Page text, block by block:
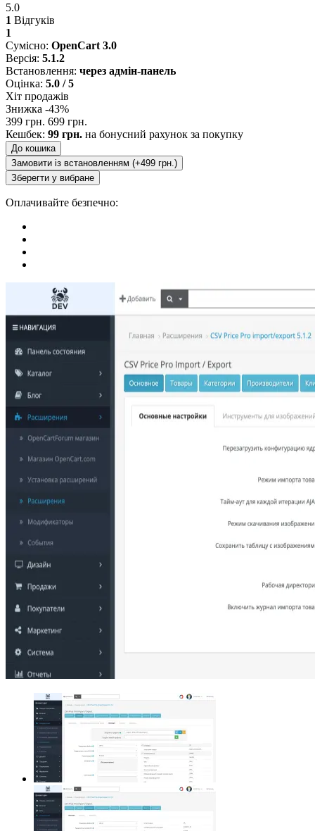
5.0
1 Відгуків
1
Сумісно: OpenCart 3.0
Версія: 5.1.2
Встановлення: через адмін-панель
Оцінка: 5.0 / 5
Хіт продажів
Знижка -43%
399 грн. 699 грн.
Кешбек: 99 грн. на бонусний рахунок за покупку
До кошика
Замовити із встановленням (+499 грн.)
Зберегти у вибране
Оплачивайте безпечно: